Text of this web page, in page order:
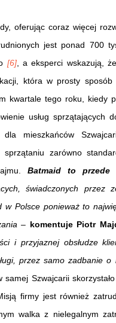
oferując coraz więcej
jest ponad 700
[6], a eksperci wskazują,
która w prosty
kwartale tego roku, kiedy
usług sprzątających
mieszkańców
zarówno
Batmaid to przede
świadczonych przez
w Polsce ponieważ to
– komentuje Piotr
i przyjaznej obsłudze
przez samo zadbanie o
Szwajcarii
firmy jest również
walka z nielegalnym